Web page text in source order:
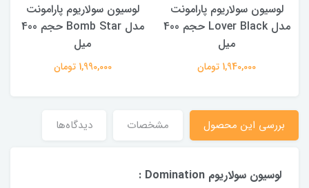
لوسیون سولاریوم پارامونت
مدل Lover Black حجم 400
میل
1,940,000 تومان
لوسیون سولاریوم پارامونت
مدل Bomb Star حجم 400
میل
1,990,000 تومان
بررسی این محصول مشخصات دیدگاه‌ها
لوسیون سولاریوم Domination :